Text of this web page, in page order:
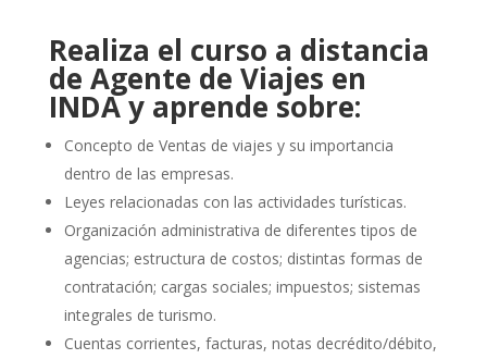
Realiza el curso a distancia
de Agente de Viajes en
INDA y aprende sobre:
Concepto de Ventas de viajes y su importancia
dentro de las empresas.
Leyes relacionadas con las actividades turísticas.
Organización administrativa de diferentes tipos de
agencias; estructura de costos; distintas formas de
contratación; cargas sociales; impuestos; sistemas
integrales de turismo.
Cuentas corrientes, facturas, notas decrédito/débito,